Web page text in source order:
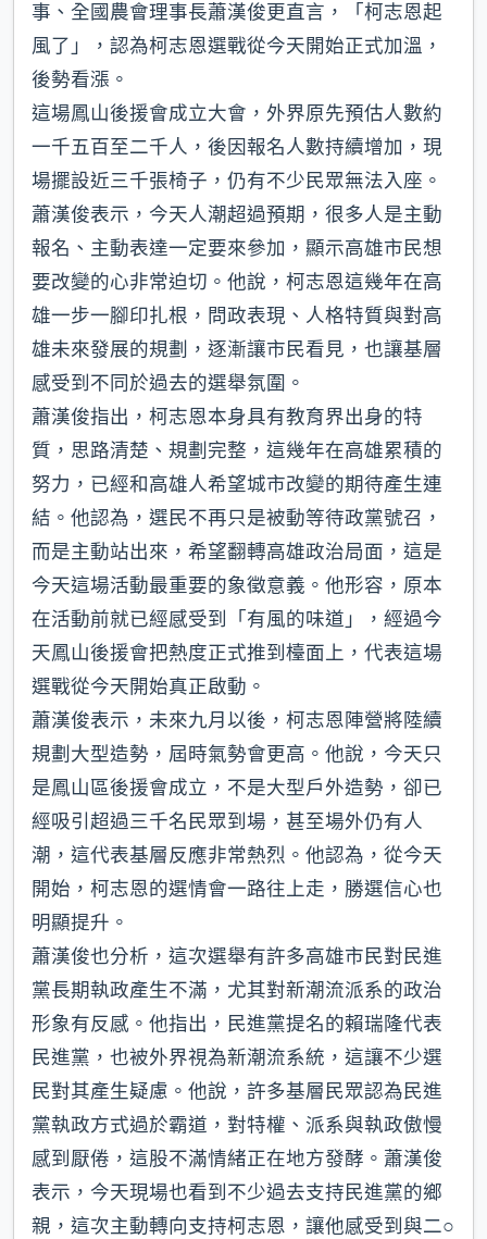
事、全國農會理事長蕭漢俊更直言，「柯志恩起
風了」，認為柯志恩選戰從今天開始正式加溫，
後勢看漲。
這場鳳山後援會成立大會，外界原先預估人數約
一千五百至二千人，後因報名人數持續增加，現
場擺設近三千張椅子，仍有不少民眾無法入座。
蕭漢俊表示，今天人潮超過預期，很多人是主動
報名、主動表達一定要來參加，顯示高雄市民想
要改變的心非常迫切。他說，柯志恩這幾年在高
雄一步一腳印扎根，問政表現、人格特質與對高
雄未來發展的規劃，逐漸讓市民看見，也讓基層
感受到不同於過去的選舉氛圍。
蕭漢俊指出，柯志恩本身具有教育界出身的特
質，思路清楚、規劃完整，這幾年在高雄累積的
努力，已經和高雄人希望城市改變的期待產生連
結。他認為，選民不再只是被動等待政黨號召，
而是主動站出來，希望翻轉高雄政治局面，這是
今天這場活動最重要的象徵意義。他形容，原本
在活動前就已經感受到「有風的味道」，經過今
天鳳山後援會把熱度正式推到檯面上，代表這場
選戰從今天開始真正啟動。
蕭漢俊表示，未來九月以後，柯志恩陣營將陸續
規劃大型造勢，屆時氣勢會更高。他說，今天只
是鳳山區後援會成立，不是大型戶外造勢，卻已
經吸引超過三千名民眾到場，甚至場外仍有人
潮，這代表基層反應非常熱烈。他認為，從今天
開始，柯志恩的選情會一路往上走，勝選信心也
明顯提升。
蕭漢俊也分析，這次選舉有許多高雄市民對民進
黨長期執政產生不滿，尤其對新潮流派系的政治
形象有反感。他指出，民進黨提名的賴瑞隆代表
民進黨，也被外界視為新潮流系統，這讓不少選
民對其產生疑慮。他說，許多基層民眾認為民進
黨執政方式過於霸道，對特權、派系與執政傲慢
感到厭倦，這股不滿情緒正在地方發酵。蕭漢俊
表示，今天現場也看到不少過去支持民進黨的鄉
親，這次主動轉向支持柯志恩，讓他感受到與二○